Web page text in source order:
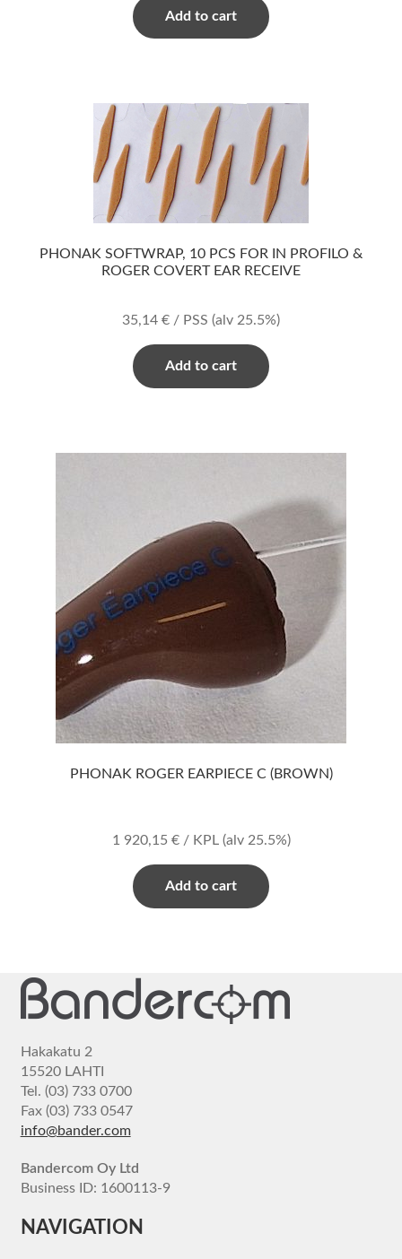
Add to cart
PHONAK SOFTWRAP, 10 PCS FOR IN PROFILO &
ROGER COVERT EAR RECEIVE
35,14 € / PSS (alv 25.5%)
Add to cart
PHONAK ROGER EARPIECE C (BROWN)
1 920,15 €/ KPL (alv 25.5%)
Add to cart
Hakakatu 2
15520 LAHTI
Tel. (03) 733 0700
Fax (03) 733 0547
info@bander.com
Bandercom Oy Ltd
Business ID: 1600113-9
NAVIGATION